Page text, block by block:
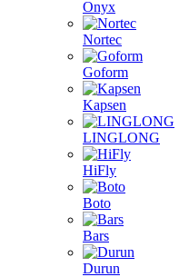
Onyx
Nortec
Goform
Kapsen
LINGLONG
HiFly
Boto
Bars
Durun